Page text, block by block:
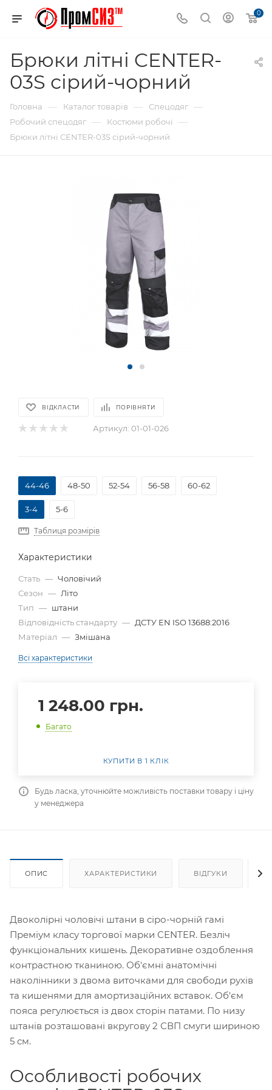
0
Брюки літні CENTER-
03S сірий-чорний
Головна — Каталог товарів — Спецодяг —
Робочий спецодяг — Костюми робочі —
Брюки літні CENTER-03S сірий-чорний
ВІДКЛАСТИ ПОРІВНЯТИ
Артикул: 01-01-026
44-46 48-50 52-54 56-58 60-62
3-4 5-6
Таблиця розмірів
Характеристики
Стать — Чоловічий
Сезон — Літо
Тип — штани
Відповідність стандарту — ДСТУ EN ISO 13688:2016
Матеріал — Змішана
Всі характеристики
1 248.00 грн.
Багато
КУПИТИ В 1 КЛІК
Будь ласка, уточнюйте можливість поставки товару і ціну
у менеджера
ОПИС ХАРАКТЕРИСТИКИ ВІДГУКИ
Двоколірні чоловічі штани в сіро-чорній гамі
Преміум класу торгової марки CENTER. Безліч
функціональних кишень. Декоративне оздоблення
контрастною тканиною. Об'ємні анатомічні
наколінники з двома виточками для свободи рухів
та кишенями для амортизаційних вставок. Об'єм
пояса регулюється із двох сторін патами. По низу
штанів розташовані вкругову 2 СВП смуги шириною
5 см.
Особливості робочих